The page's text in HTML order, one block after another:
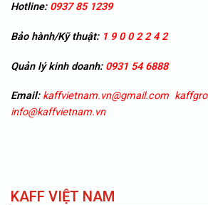
Hotline:0937 85 1239
Bảo hành/Kỹ thuật: 1 9 0 0 2 2 4 2
Quản lý kinh doanh:0931 54 6888
Email: kaffvietnam.vn@gmail.com
info@kaffvietnam.vn
KAFF VIỆT NAM